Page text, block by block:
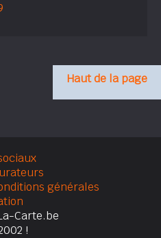
Haut de la page
générales
Carte.be
!